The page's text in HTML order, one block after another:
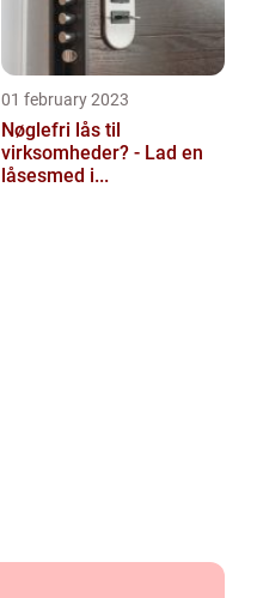
01 february 2023
Nøglefri lås til
virksomheder? - Lad en
låsesmed i...